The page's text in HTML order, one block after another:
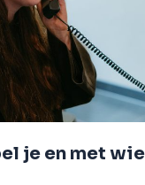
je en met